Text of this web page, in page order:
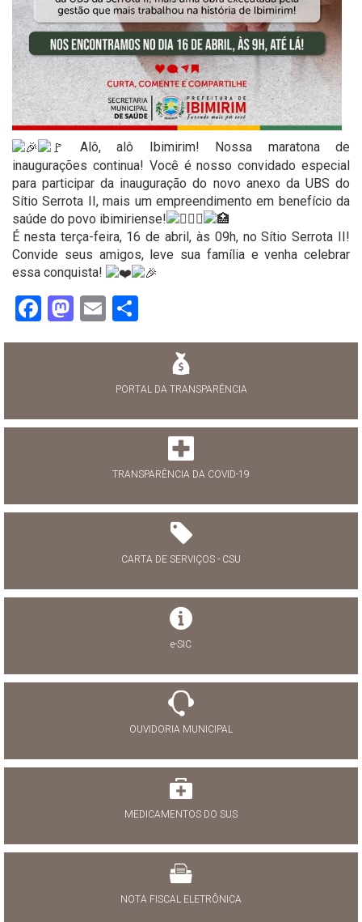
Alô, alô Ibimirim! Nossa maratona de
inaugurações continua! Você é nosso convidado especial
para participar da inauguração do novo anexo da UBS do
Sítio Serrota II, mais um empreendimento em benefício da
saúde do povo ibimiriense!
É nesta terça-feira, 16 de abril, às 09h, no Sítio Serrota II!
Convide seus amigos, leve sua família e venha celebrar
essa conquista!
Facebook
Mastodon
Email
PORTAL DA TRANSPARÊNCIA
TRANSPARÊNCIA DA COVID-19
CARTA DE SERVIÇOS - CSU
e-SIC
OUVIDORIA MUNICIPAL
MEDICAMENTOS DO SUS
NOTA FISCAL ELETRÔNICA